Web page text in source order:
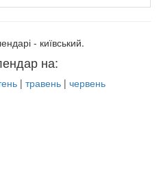
- київський.
на:
| травень | червень